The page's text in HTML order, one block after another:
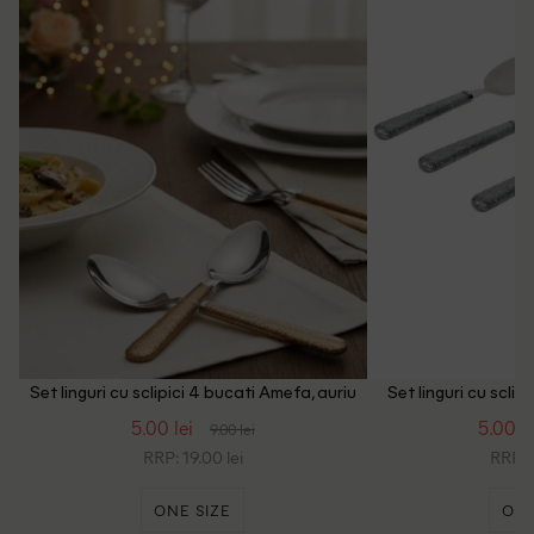
Set linguri cu sclipici 4 bucati Amefa, auriu
5.00 lei 9.00 lei
RRP: 19.00 lei
ONE SIZE
Set linguri cu
5.00
RRP: